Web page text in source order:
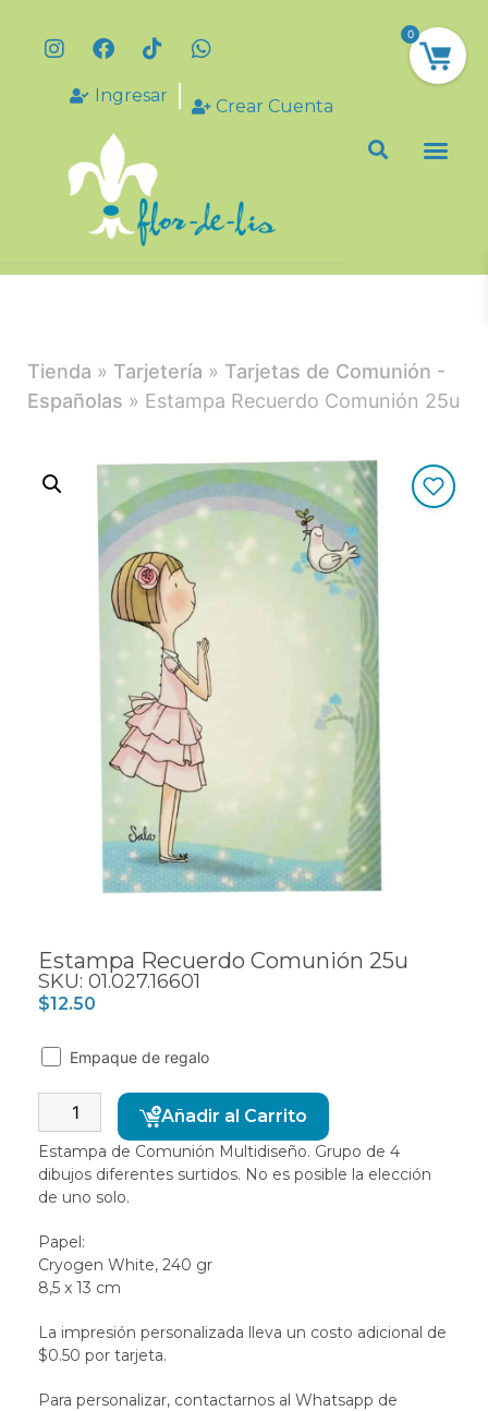
Ingresar
Crear Cuenta
Tienda » Tarjetería » Tarjetas de Comunión -
Españolas » Estampa Recuerdo Comunión 25u
Estampa Recuerdo Comunión 25u
SKU: 01.027.16601
$12.50
Empaque de regalo
Añadir al Carrito
Estampa de Comunión Multidiseño. Grupo de 4
dibujos diferentes surtidos. No es posible la elección
de uno solo.
Papel:
Cryogen White, 240 gr
8,5 x 13 cm
La impresión personalizada lleva un costo adicional de
$0.50 por tarjeta.
Para personalizar, contactarnos al Whatsapp de
0